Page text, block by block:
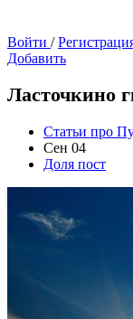
Войти /
Добавить
Ласточкино
Статьи про
Сен 04
Доля пост